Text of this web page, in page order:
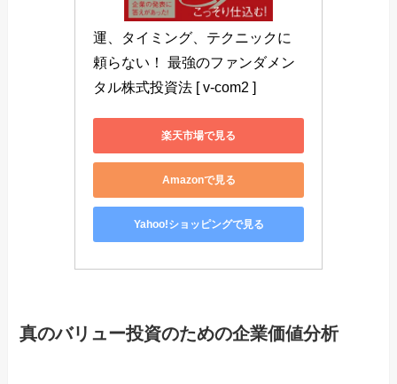
運、タイミング、テクニックに
頼らない！ 最強のファンダメン
タル株式投資法 [ v-com2 ]
楽天市場で見る
Amazonで見る
Yahoo!ショッピングで見る
真のバリュー投資のための企業価値分析